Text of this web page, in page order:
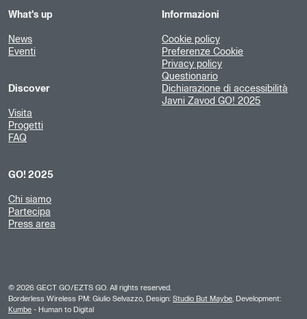
What's up
News
Eventi
Discover
Visita
Progetti
FAQ
GO! 2025
Chi siamo
Partecipa
Press area
Informazioni
Cookie policy
Preferenze Cookie
Privacy policy
Questionario
Dichiarazione di accessibilità
Javni Zavod GO! 2025
© 2026 GECT GO/EZTS GO. All rights reserved.
Borderless Wireless PM: Giulio Selvazzo, Design: Studio But Maybe , Development:
Kumbe - Human to Digital